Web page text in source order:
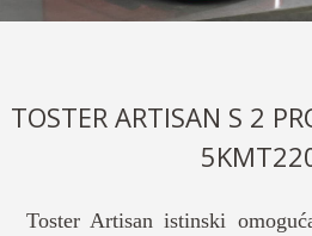
TOSTER ARTISAN S 2
Toster Artisan istinski